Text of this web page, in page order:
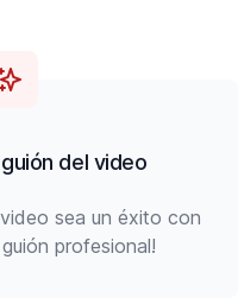
del video
sea un éxito con
profesional!